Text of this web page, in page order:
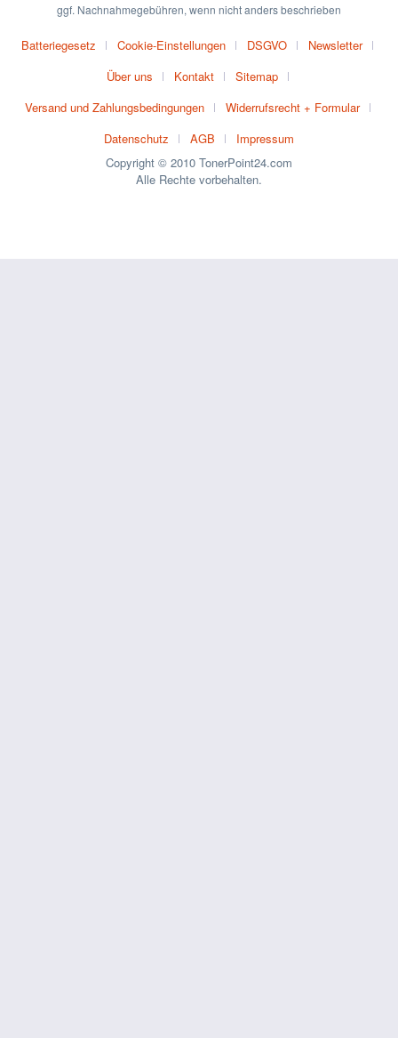
ggf. Nachnahmegebühren, wenn nicht anders beschrieben
Batteriegesetz Cookie-Einstellungen DSGVO
Newsletter
Über uns
Kontakt
Sitemap
Versand und Zahlungsbedingungen
Widerrufsrecht + Formular
Datenschutz
AGB
Impressum
Copyright © 2010 TonerPoint24.com
Alle Rechte vorbehalten.